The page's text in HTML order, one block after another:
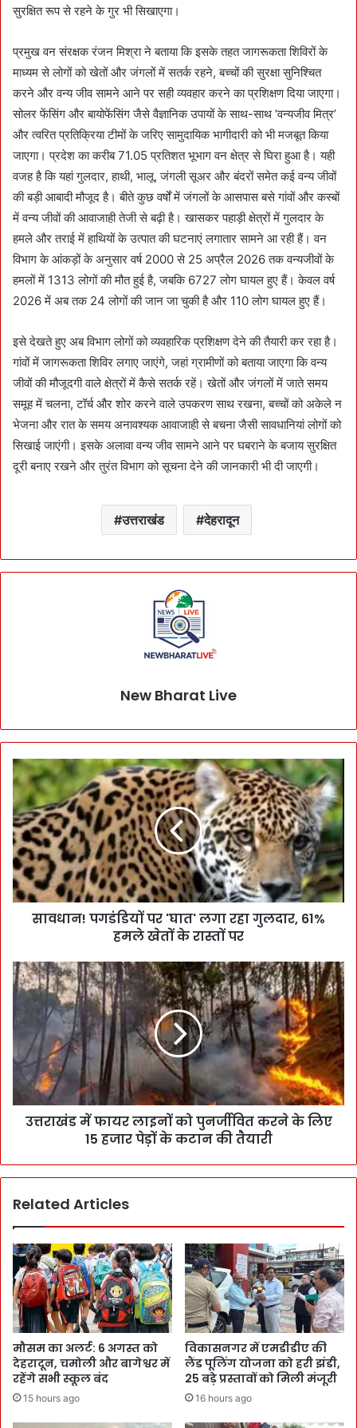
सुरक्षित रूप से रहने के गुर भी सिखाएगा।
प्रमुख वन संरक्षक रंजन मिश्रा ने बताया कि इसके तहत जागरूकता शिविरों के
माध्यम से लोगों को खेतों और जंगलों में सतर्क रहने, बच्चों की सुरक्षा सुनिश्चित
करने और वन्य जीव सामने आने पर सही व्यवहार करने का प्रशिक्षण दिया जाएगा।
सोलर फेंसिंग और बायोफेंसिंग जैसे वैज्ञानिक उपायों के साथ-साथ ‘वन्यजीव मित्र’
और त्वरित प्रतिक्रिया टीमों के जरिए सामुदायिक भागीदारी को भी मजबूत किया
जाएगा। प्रदेश का करीब 71.05 प्रतिशत भूभाग वन क्षेत्र से घिरा हुआ है। यही
वजह है कि यहां गुलदार, हाथी, भालू, जंगली सूअर और बंदरों समेत कई वन्य जीवों
की बड़ी आबादी मौजूद है। बीते कुछ वर्षों में जंगलों के आसपास बसे गांवों और कस्बों
में वन्य जीवों की आवाजाही तेजी से बढ़ी है। खासकर पहाड़ी क्षेत्रों में गुलदार के
हमले और तराई में हाथियों के उत्पात की घटनाएं लगातार सामने आ रही हैं। वन
विभाग के आंकड़ों के अनुसार वर्ष 2000 से 25 अप्रैल 2026 तक वन्यजीवों के
हमलों में 1313 लोगों की मौत हुई है, जबकि 6727 लोग घायल हुए हैं। केवल वर्ष
2026 में अब तक 24 लोगों की जान जा चुकी है और 110 लोग घायल हुए हैं।
इसे देखते हुए अब विभाग लोगों को व्यवहारिक प्रशिक्षण देने की तैयारी कर रहा है।
गांवों में जागरूकता शिविर लगाए जाएंगे, जहां ग्रामीणों को बताया जाएगा कि वन्य
जीवों की मौजूदगी वाले क्षेत्रों में कैसे सतर्क रहें। खेतों और जंगलों में जाते समय
समूह में चलना, टॉर्च और शोर करने वाले उपकरण साथ रखना, बच्चों को अकेले न
भेजना और रात के समय अनावश्यक आवाजाही से बचना जैसी सावधानियां लोगों को
सिखाई जाएंगी। इसके अलावा वन्य जीव सामने आने पर घबराने के बजाय सुरक्षित
दूरी बनाए रखने और तुरंत विभाग को सूचना देने की जानकारी भी दी जाएगी।
उत्तराखंड देहरादून
New Bharat Live
सावधान! पगडंडियों पर 'घात' लगा रहा गुलदार, 61%
हमले खेतों के रास्तों पर
उत्तराखंड में फायर लाइनों को पुनर्जीवित करने के लिए
15 हजार पेड़ों के कटान की तैयारी
Related Articles
मौसम का अलर्ट: 6 अगस्त को
देहरादून, चमोली और बागेश्वर में
रहेंगे सभी स्कूल बंद
15 hours ago
विकासनगर में एमडीडीए की
लैंड पूलिंग योजना को हरी झंडी,
25 बड़े प्रस्तावों को मिली मंजूरी
16 hours ago